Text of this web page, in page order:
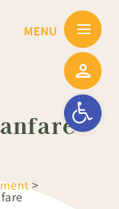
Ouvrir la
>